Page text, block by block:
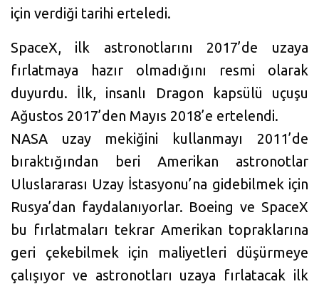
için verdiği tarihi erteledi.
SpaceX, ilk astronotlarını 2017’de uzaya
fırlatmaya hazır olmadığını resmi olarak
duyurdu. İlk, insanlı Dragon kapsülü uçuşu
Ağustos 2017’den Mayıs 2018’e ertelendi.
NASA uzay mekiğini kullanmayı 2011’de
bıraktığından beri Amerikan astronotlar
Uluslararası Uzay İstasyonu’na gidebilmek için
Rusya’dan faydalanıyorlar. Boeing ve SpaceX
bu fırlatmaları tekrar Amerikan topraklarına
geri çekebilmek için maliyetleri düşürmeye
çalışıyor ve astronotları uzaya fırlatacak ilk